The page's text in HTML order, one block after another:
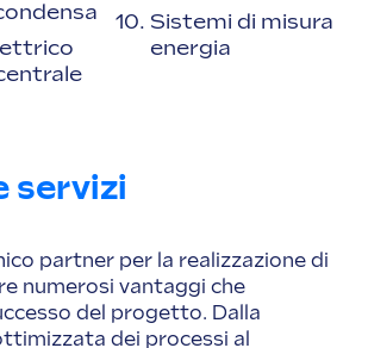
Sistemi di misura
energia
servizi
partner per la realizzazione di
numerosi vantaggi che
del progetto. Dalla
dei processi al